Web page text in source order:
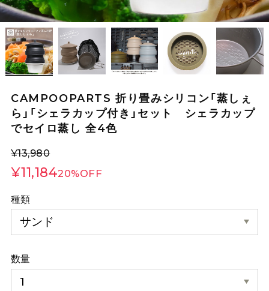
CAMPOOPARTS 折り畳みシリコン「蒸しぇ
ら」「シェラカップ付き」セット シェラカップ
でセイロ蒸し 全4色
¥13,980
¥11,18420%OFF
種類
数量